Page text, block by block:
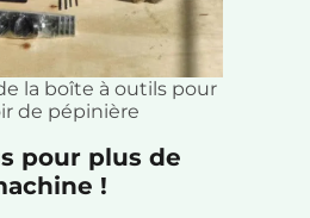
la boîte à outils pour
de pépinière
pour plus de
!